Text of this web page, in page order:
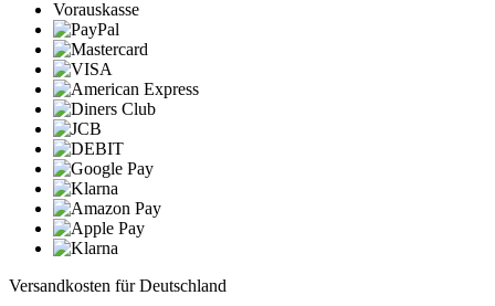
Vorauskasse
Versandkosten für Deutschland